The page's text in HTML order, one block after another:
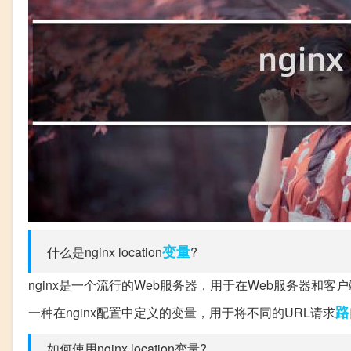
什么是nginx location变量?
nginx是一个流行的Web服务器，用于在Web服务器和客
一种在nginx配置中定义的变量，用于将不同的URL请求